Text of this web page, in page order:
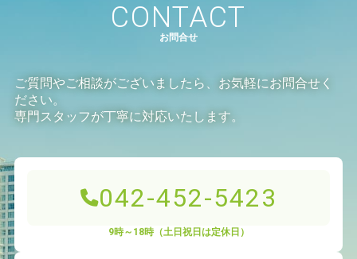
CONTACT
お問合せ
ご質問やご相談がございましたら、お気軽にお問合せく
ださい。
専門スタッフが丁寧に対応いたします。
042-452-5423
9時～18時（土日祝日は定休日）